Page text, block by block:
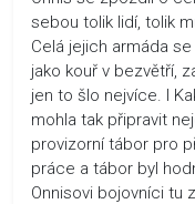
sebou tolik lidí, tolik
Celá jejich armáda
jako kouř v bezvětří,
jen to šlo nejvíce. I
mohla tak připravit
provizorní tábor pro
práce a tábor byl
Onnisovi bojovníci tu